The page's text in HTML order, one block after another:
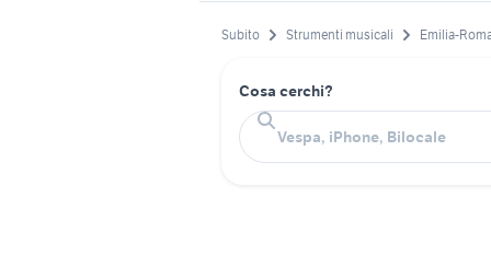
Subito Strumenti musicali Emilia-
Cosa cerchi?